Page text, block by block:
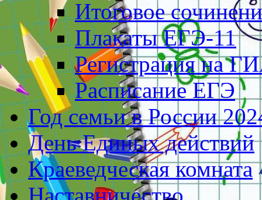
Итоговое
Плакаты ЕГЭ-11
Регистрация на
Расписание ЕГЭ
Год семьи в России
День Единых действий
Краеведческая комната